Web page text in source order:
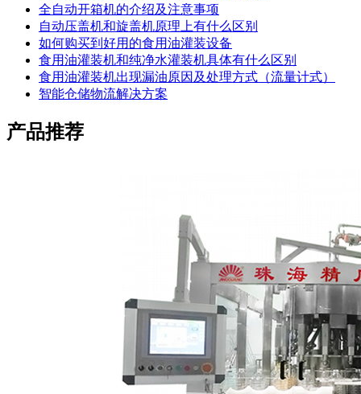
全自动开箱机的介绍及注意事项
自动压盖机和旋盖机原理上有什么区别
如何购买到好用的食用油灌装设备
食用油灌装机和纯净水灌装机具体有什么区别
食用油灌装机出现漏油原因及处理方式（流量计式）
智能仓储物流解决方案
产品推荐